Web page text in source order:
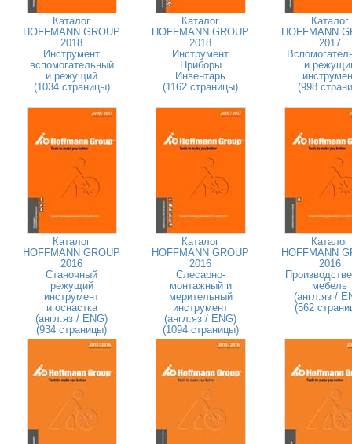
Каталог
HOFFMANN GROUP
2018
Инструмент
вспомогательный
и режущий
(1034 страницы)
Каталог
HOFFMANN GROUP
2018
Инструмент
Приборы
Инвентарь
(1162 страницы)
Каталог
HOFFMANN
2017
и
(998
Каталог
HOFFMANN GROUP
2016
Станочный
режущий
инструмент
и оснастка
(англ.яз / ENG)
(934 страницы)
Каталог
HOFFMANN GROUP
2016
Слесарно-
монтажный и
мерительный
инструмент
(англ.яз / ENG)
(1094 страницы)
Каталог
HOFFMANN
2016
мебель
(англ.яз /
(562